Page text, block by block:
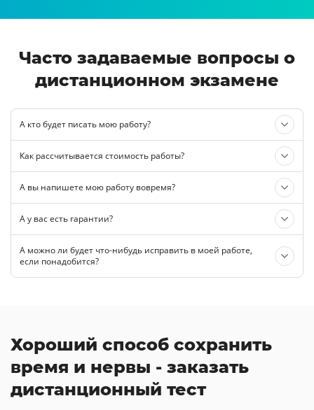
Часто задаваемые вопросы о
дистанционном экзамене
А кто будет писать мою работу?
Как рассчитывается стоимость работы?
А вы напишете мою работу вовремя?
А у вас есть гарантии?
А можно ли будет что-нибудь исправить в моей работе,
если понадобится?
Хороший способ сохранить
время и нервы - заказать
дистанционный тест